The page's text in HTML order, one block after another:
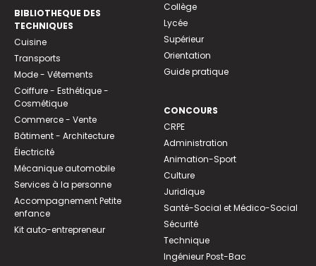
BIBLIOTHEQUE DES
TECHNIQUES
Cuisine
Transports
Mode - Vêtements
Coiffure - Esthétique -
Cosmétique
Commerce - Vente
Bâtiment - Architecture
Électricité
Mécanique automobile
Services à la personne
Accompagnement Petite
enfance
Kit auto-entrepreneur
Collège
Lycée
Supérieur
Orientation
Guide pratique
CONCOURS
CRPE
Administration
Animation-Sport
Culture
Juridique
Santé-Social et Médico-Social
Sécurité
Technique
Ingénieur Post-Bac